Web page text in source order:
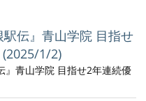
伝』青山学院 目指せ
1/2)
』青山学院 目指せ2年連続優